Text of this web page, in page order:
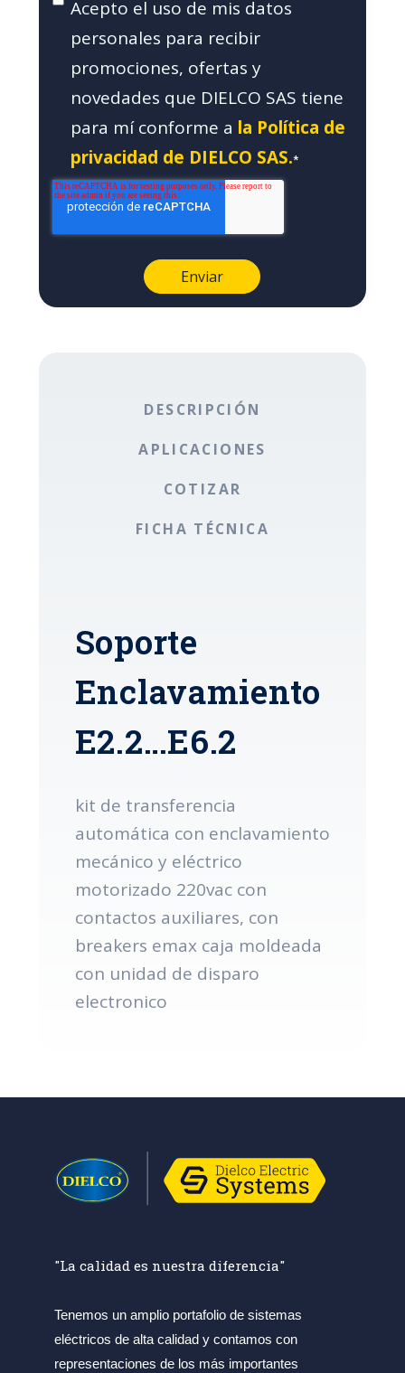
Acepto el uso de mis datos
personales para recibir
promociones, ofertas y
novedades que DIELCO SAS tiene
para mí conforme a la Política de
privacidad de DIELCO SAS.*
DESCRIPCIÓN
APLICACIONES
COTIZAR
FICHA TÉCNICA
Soporte
Enclavamiento
E2.2…E6.2
kit de transferencia
automática con enclavamiento
mecánico y eléctrico
motorizado 220vac con
contactos auxiliares, con
breakers emax caja moldeada
con unidad de disparo
electronico
"La calidad es nuestra diferencia"
Tenemos un amplio portafolio de sistemas
eléctricos de alta calidad y contamos con
representaciones de los más importantes